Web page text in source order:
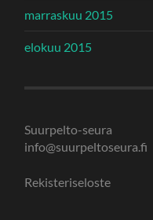
marraskuu 2015
elokuu 2015
Suurpelto-seura
info@suurpeltoseura.fi
Rekisteriseloste